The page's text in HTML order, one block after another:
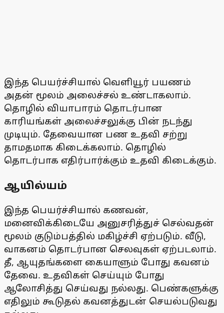
இந்த பெயர்ச்சியால் வெளியூர் பயணம்
அதன் மூலம் அலைச்சல் உண்டாகலாம்.
தொழில் வியாபாரம் தொடர்பான
காரியங்கள் அலைச்சலுக்கு பின் நடந்து
முடியும். தேவையான பண உதவி சற்று
தாமதமாக கிடைக்கலாம். தொழில்
தொடர்பாக எதிர்பார்க்கும் உதவி கிடைக்கும்.
ஆயில்யம்
இந்த பெயர்ச்சியால் கணவன்,
மனைவிக்கிடையே அனுசரித்துச் செல்வதன்
மூலம் குடும்பத்தில் மகிழ்ச்சி ஏற்படும். வீடு,
வாகனம் தொடர்பான செலவுகள் ஏற்படலாம்.
தீ, ஆயுதங்களை கையாளும் போது கவனம்
தேவை. உதவிகள் செய்யும் போது
ஆலோசித்து செய்வது நல்லது. பெண்களுக்கு
எதிலும் கூடுதல் கவனத்துடன் செயல்படுவது